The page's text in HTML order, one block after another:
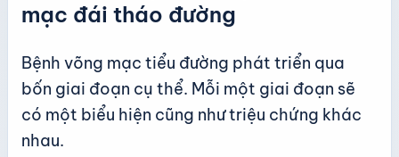
mạc đái tháo đường
Bệnh võng mạc tiểu đường phát triển qua
bốn giai đoạn cụ thể. Mỗi một giai đoạn sẽ
có một biểu hiện cũng như triệu chứng khác
nhau.